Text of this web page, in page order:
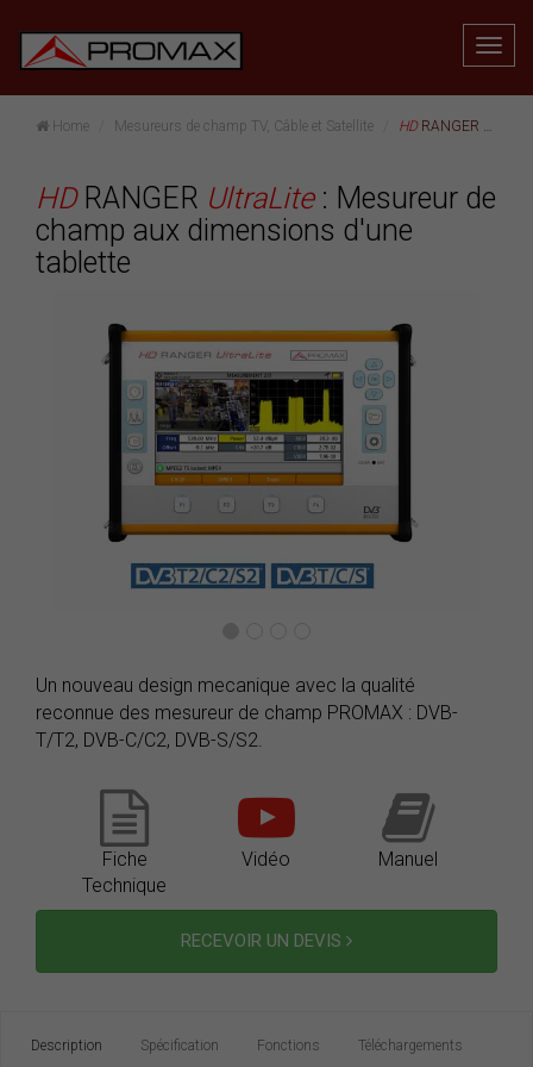
Home Mesureurs de champ TV, Câble et Satellite HDRANGER
HDRANGER UltraLite : Mesureur de
champ aux dimensions d'une
tablette
Un nouveau design mecanique avec la qualité
reconnue des mesureur de champ PROMAX : DVB-
T/T2, DVB-C/C2, DVB-S/S2.
Fiche
Technique
Vidéo Manuel
RECEVOIR UN DEVIS
Description Spécification Fonctions Téléchargements